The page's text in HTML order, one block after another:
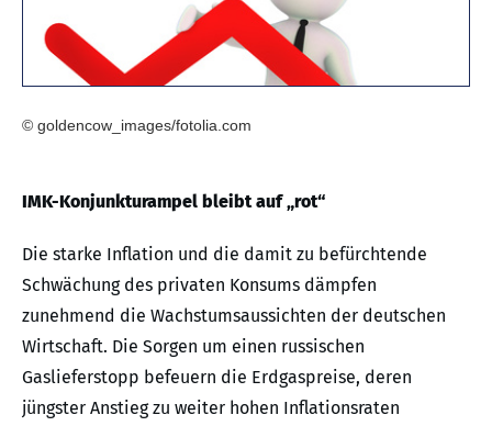
© goldencow_images/fotolia.com
IMK-Konjunkturampel bleibt auf „rot“
Die starke Inflation und die damit zu befürchtende
Schwächung des privaten Konsums dämpfen
zunehmend die Wachstumsaussichten der deutschen
Wirtschaft. Die Sorgen um einen russischen
Gaslieferstopp befeuern die Erdgaspreise, deren
jüngster Anstieg zu weiter hohen Inflationsraten